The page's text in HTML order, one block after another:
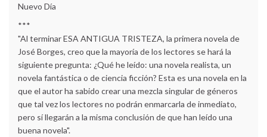
Nuevo Día
***
"Al terminar ESA ANTIGUA TRISTEZA, la primera novela de
José Borges, creo que la mayoría de los lectores se hará la
siguiente pregunta: ¿Qué he leído: una novela realista, un
novela fantástica o de ciencia ficción? Esta es una novela en la
que el autor ha sabido crear una mezcla singular de géneros
que tal vez los lectores no podrán enmarcarla de inmediato,
pero sí llegarán a la misma conclusión de que han leído una
buena novela".